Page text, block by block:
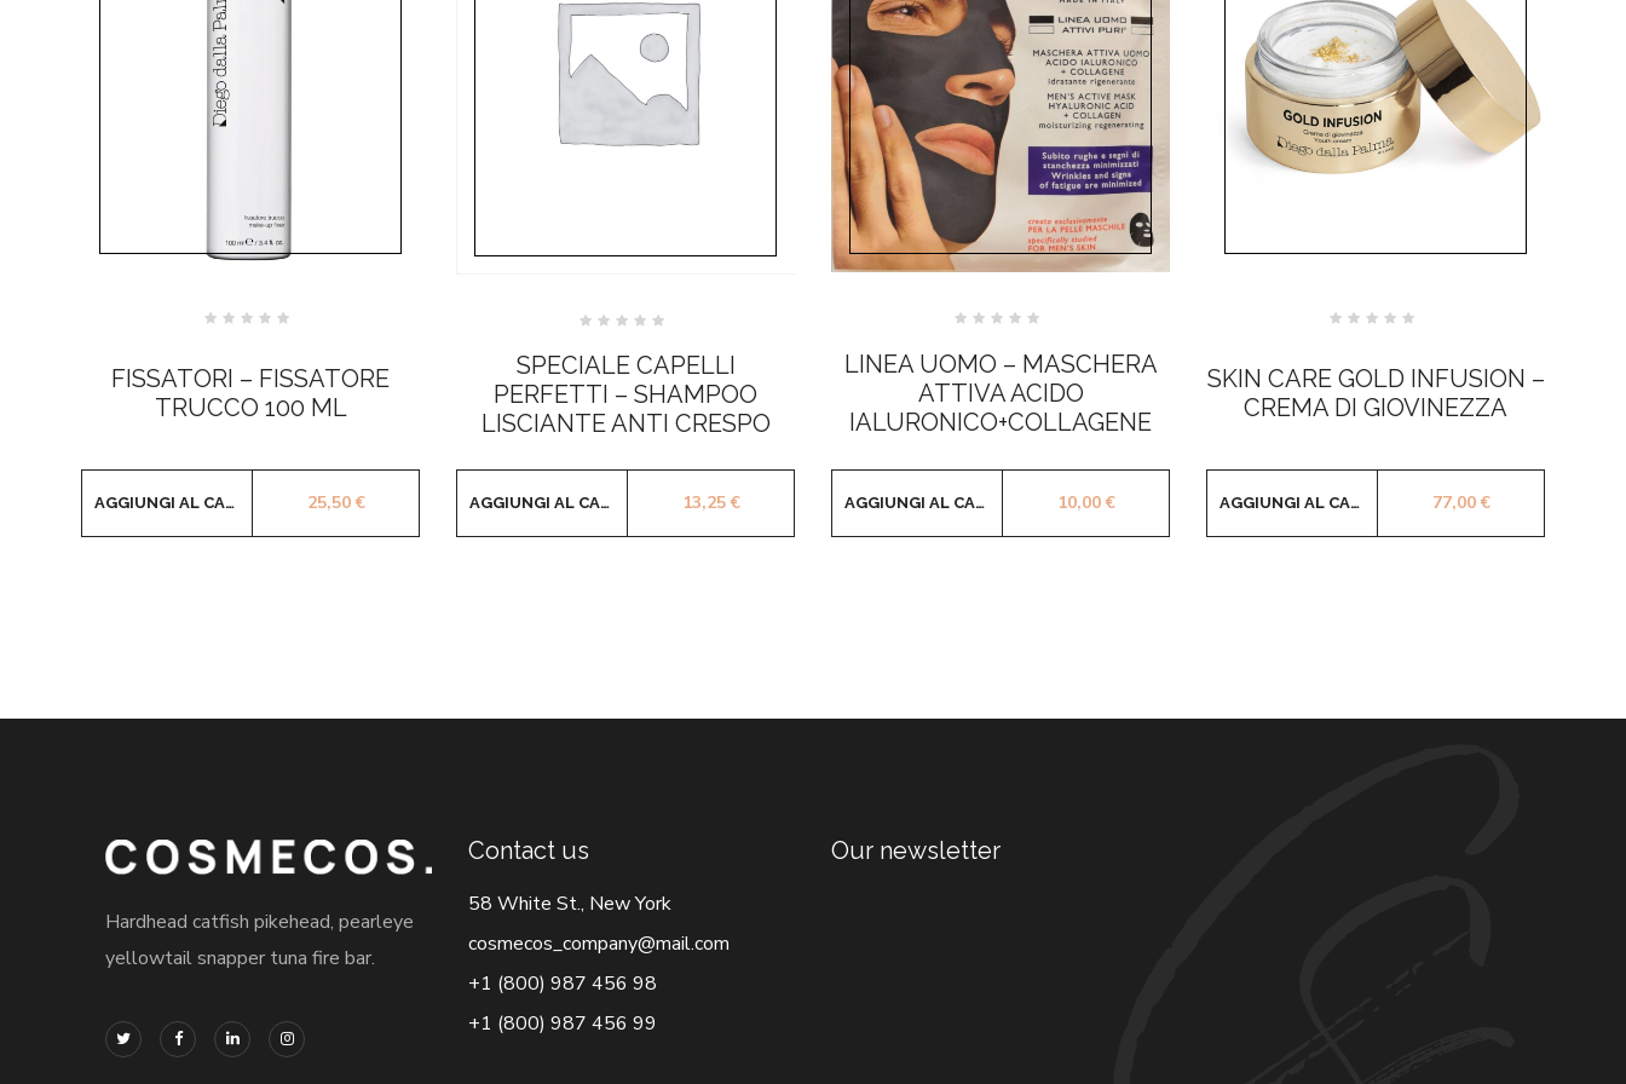
5
FISSATORI – FISSATORE
TRUCCO 100 ML
25,50€
AGGIUNGI AL CARRELLO
su
5
SPECIALE CAPELLI
PERFETTI – SHAMPOO
LISCIANTE ANTI CRESPO
13,25€
AGGIUNGI AL CARRELLO
su
5
LINEA UOMO – MASCHERA
ATTIVA ACIDO
IALURONICO+COLLAGENE
10,00€
AGGIUNGI AL CARRELLO
5
SKIN CARE GOLD INFUSION –
CREMA DI GIOVINEZZA
77,00€
AGGIUNGI AL CARRELLO
Hardhead catfish pikehead, pearleye
yellowtail snapper tuna fire bar.
Contact us
58 White St., New York
cosmecos_company@mail.com
+1 (800) 987 456 98
+1 (800) 987 456 99
Our newsletter